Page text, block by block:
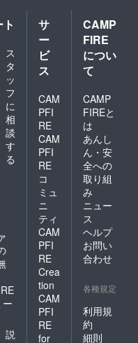
花火&中
城会場
での特
別ス
テージ
を収録
変更さ
せてい
ただき
ます。
りま
す。そ
の他の
会場は
お選び
いただ
けませ
社会情
勢によ
る、会
場使用
並びに
有客の
許可が
とれな
い場合
は、こ
のリ
ターン
品は不
可とな
りま
す。そ
全会場
城会場
での特
別ス
ス
タ
ッ
フ
に
相
談
す
る
ー
説
サ
ー
ビ
ス
CAM
PFI
RE
CAM
PFI
RE
コ
ミュ
ニ
ティ
CAM
PFI
RE
Crea
tion
CAM
PFI
RE
for
CAMP
FIRE
につい
て
CAMP
FIREと
は
あんし
ん・安
全への
取り組
み
ニュー
ス
ヘルプ
お問い
合わせ
各種規定
利用規
約
細則